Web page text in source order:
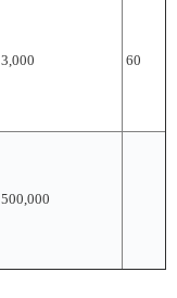
3,000 60
500,000